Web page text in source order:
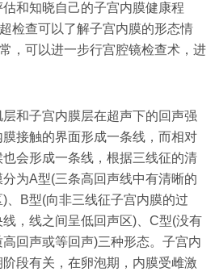
和知晓自己的子宫内膜健康程
检查可以了解子宫内膜的形态情
，可以进一步行宫腔镜检查术，进
和子宫内膜层在超声下的回声强
接触的界面形成一条线，而相对
会形成一条线，根据三线征的清
为A型(三条高回声线中有清晰的
、B型(向非三线征子宫内膜的过
，线之间呈低回声区)、C型(没有
回声或等回声)三种形态。子宫内
段有关，在卵泡期，内膜受雌激